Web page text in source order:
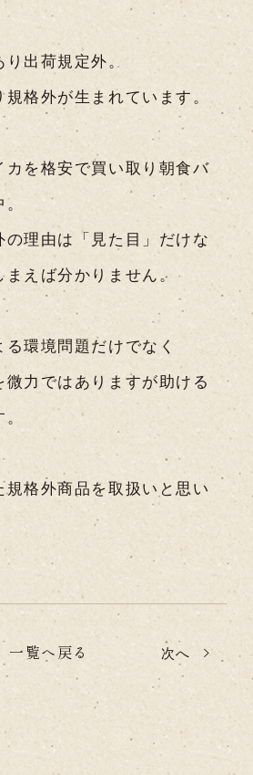
出荷規定外。
格外が生まれています。
カを格安で買い取り朝食バ
の理由は「見た目」だけな
えば分かりません。
環境問題だけでなく
微力ではありますが助ける
規格外商品を取扱いと思い
一覧へ戻る 次へ